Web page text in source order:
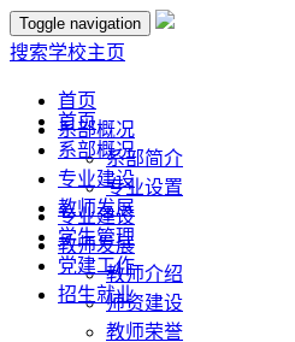
Toggle navigation
搜索学校主页
首页
系部概况
系部简介
专业设置
专业建设
教师发展
教师介绍
师资建设
教师荣誉
首页
系部概况
专业建设
教师发展
学生管理
党建工作
招生就业